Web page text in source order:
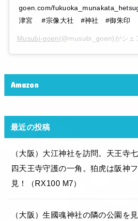
goen.com/
津宮 #宗像大社 #神社 #御朱印
Musubi-goen(@musubi_goen)がシェ
Amazon
最近の投稿
（大阪）大江神社を訪問。天王寺
四天王寺守護の一角。狛虎は阪神
見！（RX100 M7）
（大阪）生國魂神社の隣の公園を